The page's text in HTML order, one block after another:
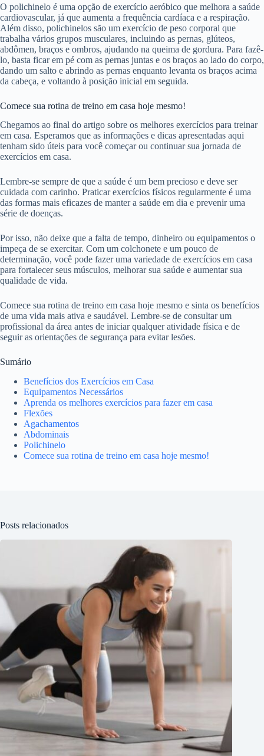
O polichinelo é uma opção de exercício aeróbico que melhora a saúde
cardiovascular, já que aumenta a frequência cardíaca e a respiração.
Além disso, polichinelos são um exercício de peso corporal que
trabalha vários grupos musculares, incluindo as pernas, glúteos,
abdômen, braços e ombros, ajudando na queima de gordura. Para fazê-
lo, basta ficar em pé com as pernas juntas e os braços ao lado do corpo,
dando um salto e abrindo as pernas enquanto levanta os braços acima
da cabeça, e voltando à posição inicial em seguida.
Comece sua rotina de treino em casa hoje mesmo!
Chegamos ao final do artigo sobre os melhores exercícios para treinar
em casa. Esperamos que as informações e dicas apresentadas aqui
tenham sido úteis para você começar ou continuar sua jornada de
exercícios em casa.
Lembre-se sempre de que a saúde é um bem precioso e deve ser
cuidada com carinho. Praticar exercícios físicos regularmente é uma
das formas mais eficazes de manter a saúde em dia e prevenir uma
série de doenças.
Por isso, não deixe que a falta de tempo, dinheiro ou equipamentos o
impeça de se exercitar. Com um colchonete e um pouco de
determinação, você pode fazer uma variedade de exercícios em casa
para fortalecer seus músculos, melhorar sua saúde e aumentar sua
qualidade de vida.
Comece sua rotina de treino em casa hoje mesmo e sinta os benefícios
de uma vida mais ativa e saudável. Lembre-se de consultar um
profissional da área antes de iniciar qualquer atividade física e de
seguir as orientações de segurança para evitar lesões.
Sumário
Benefícios dos Exercícios em Casa
Equipamentos Necessários
Aprenda os melhores exercícios para fazer em casa
Flexões
Agachamentos
Abdominais
Polichinelo
Comece sua rotina de treino em casa hoje mesmo!
Posts relacionados